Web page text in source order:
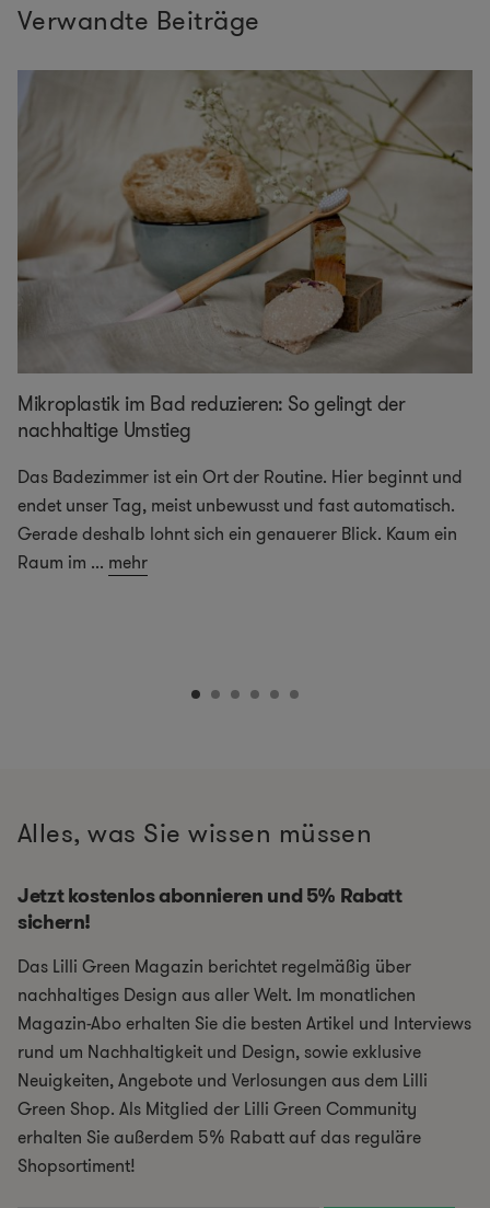
Verwandte Beiträge
Mikroplastik im Bad reduzieren: So gelingt der
nachhaltige Umstieg
Das Badezimmer ist ein Ort der Routine. Hier beginnt und
endet unser Tag, meist unbewusst und fast automatisch.
Gerade deshalb lohnt sich ein genauerer Blick. Kaum ein
Raum im ... mehr
Alles, was Sie wissen müssen
Jetzt kostenlos abonnieren und 5% Rabatt
sichern!
Das Lilli Green Magazin berichtet regelmäßig über
nachhaltiges Design aus aller Welt. Im monatlichen
Magazin-Abo erhalten Sie die besten Artikel und Interviews
rund um Nachhaltigkeit und Design, sowie exklusive
Neuigkeiten, Angebote und Verlosungen aus dem Lilli
Green Shop. Als Mitglied der Lilli Green Community
erhalten Sie außerdem 5% Rabatt auf das reguläre
Shopsortiment!